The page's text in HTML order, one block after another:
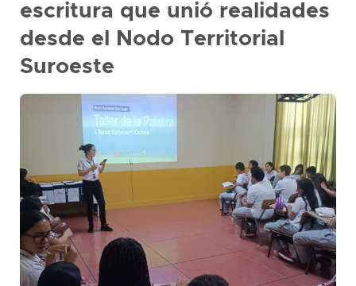
This
shortcut
activates
navigate
and
interact
with
content.
escritura que unió realidades
desde el Nodo Territorial
Suroeste